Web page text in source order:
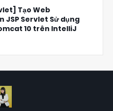
Tạo Web
JSP Servlet Sử dụng
10 trên IntelliJ